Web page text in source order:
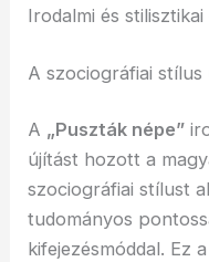
Irodalmi és
A szociográfiai stílus
A „Puszták népe”
újítást hozott a
szociográfiai stílust
tudományos
kifejezésmóddal. Ez